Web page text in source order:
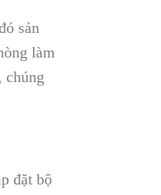
sản
làm
chúng
đặt bộ